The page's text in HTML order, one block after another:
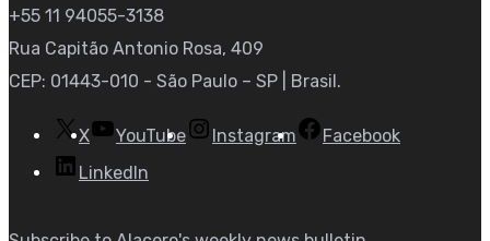
+55 11 94055-3138
Rua Capitão Antonio Rosa, 409
CEP: 01443-010 - São Paulo – SP | Brasil.
X YouTube Instagram
Facebook
LinkedIn